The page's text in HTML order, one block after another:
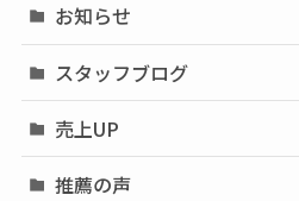
お知らせ
スタッフブログ
売上UP
推薦の声